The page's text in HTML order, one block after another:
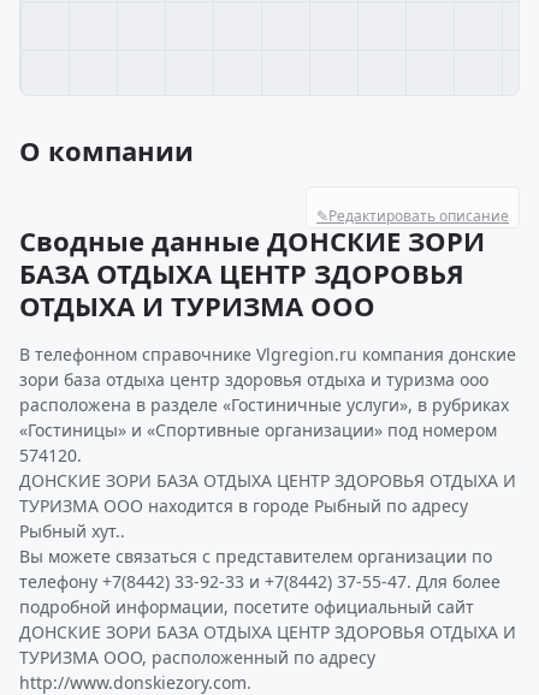
О компании
✎Редактировать описание
Сводные данные ДОНСКИЕ ЗОРИ
БАЗА ОТДЫХА ЦЕНТР ЗДОРОВЬЯ
ОТДЫХА И ТУРИЗМА ООО
В телефонном справочнике Vlgregion.ru компания донские
зори база отдыха центр здоровья отдыха и туризма ооо
расположена в разделе «Гостиничные услуги», в рубриках
«Гостиницы» и «Спортивные организации» под номером
574120.
ДОНСКИЕ ЗОРИ БАЗА ОТДЫХА ЦЕНТР ЗДОРОВЬЯ ОТДЫХА И
ТУРИЗМА ООО находится в городе Рыбный по адресу
Рыбный хут..
Вы можете связаться с представителем организации по
телефону +7(8442) 33-92-33 и +7(8442) 37-55-47. Для более
подробной информации, посетите официальный сайт
ДОНСКИЕ ЗОРИ БАЗА ОТДЫХА ЦЕНТР ЗДОРОВЬЯ ОТДЫХА И
ТУРИЗМА ООО, расположенный по адресу
http://www.donskiezory.com.